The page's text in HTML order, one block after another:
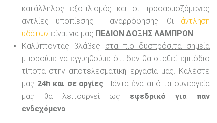
κατάλληλος εξοπλισμός και οι προσαρμοζόμενες
αντλίες υποπίεσης - αναρρόφησης. Οι άντληση
υδάτων είναι για μας ΠΕΔΙΟΝ ΔΟΞΗΣ ΛΑΜΠΡΟΝ.
Καλύπτοντας βλάβες στα πιο δυσπρόσιτα σημεία
μπορούμε να εγγυηθούμε ότι δεν θα σταθεί εμπόδιο
τίποτα στην αποτελεσματική εργασία μας. Καλέστε
μας 24h και σε αργίες. Πάντα ένα από τα συνεργεία
μας θα λειτουργεί ως εφεδρικό για παν
ενδεχόμενο.